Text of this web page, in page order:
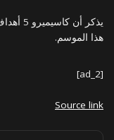
هذا الموسم.
[ad_2]
Source link